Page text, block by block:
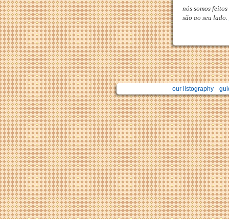
nós somos
são ao seu lado.
our listography